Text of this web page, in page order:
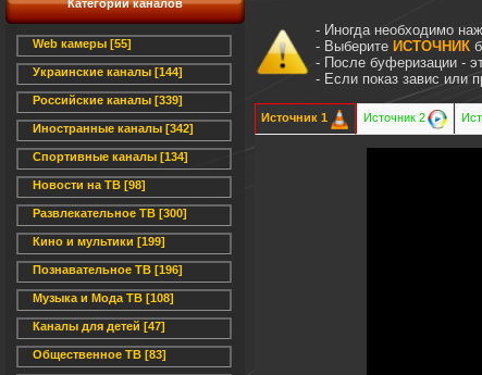
Категории каналов
Web камеры [55]
Украинские каналы [144]
Российские каналы [339]
Иностранные каналы [342]
Спортивные каналы [134]
Новости на ТВ [98]
Развлекательное ТВ [300]
Кино и мультики [199]
Познавательное ТВ [196]
Музыка и Мода ТВ [108]
Каналы для детей [47]
Общественное ТВ [83]
- Иногда необходимо
- Выберите ИСТОЧНИК
- После буферизации -
- Если показ завис или
Источник 1 Источник 2